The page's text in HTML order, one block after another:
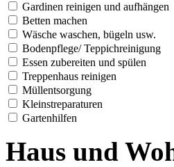
Gardinen reinigen und aufhängen
Betten machen
Wäsche waschen, bügeln usw.
Bodenpflege/ Teppichreinigung
Essen zubereiten und spülen
Treppenhaus reinigen
Müllentsorgung
Kleinstreparaturen
Gartenhilfen
Haus und